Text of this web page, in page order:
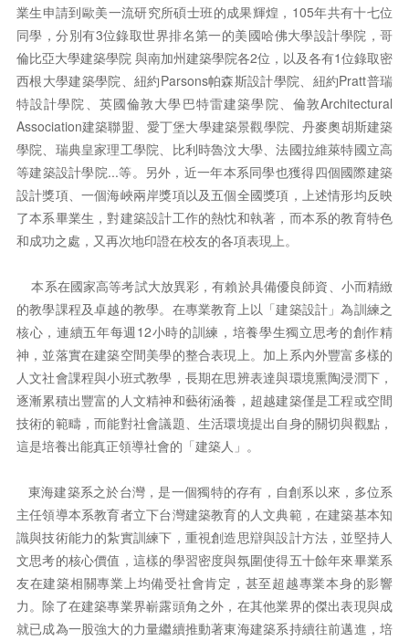
業生申請到歐美一流研究所碩士班的成果輝煌，105年共有十七位
同學，分別有3位錄取世界排名第一的美國哈佛大學設計學院，哥
倫比亞大學建築學院 與南加州建築學院各2位，以及各有1位錄取密
西根大學建築學院、紐約Parsons帕森斯設計學院、紐約Pratt普瑞
特設計學院、英國倫敦大學巴特雷建築學院、倫敦Architectural
Association建築聯盟、愛丁堡大學建築景觀學院、丹麥奧胡斯建築
學院、瑞典皇家理工學院、比利時魯汶大學、法國拉維萊特國立高
等建築設計學院...等。另外，近一年本系同學也獲得四個國際建築
設計獎項、一個海峽兩岸獎項以及五個全國獎項，上述情形均反映
了本系畢業生，對建築設計工作的熱忱和執著，而本系的教育特色
和成功之處，又再次地印證在校友的各項表現上。
本系在國家高等考試大放異彩，有賴於具備優良師資、小而精緻
的教學課程及卓越的教學。在專業教育上以「建築設計」為訓練之
核心，連續五年每週12小時的訓練，培養學生獨立思考的創作精
神，並落實在建築空間美學的整合表現上。加上系內外豐富多樣的
人文社會課程與小班式教學，長期在思辨表達與環境熏陶浸潤下，
逐漸累積出豐富的人文精神和藝術涵養，超越建築僅是工程或空間
技術的範疇，而能對社會議題、生活環境提出自身的關切與觀點，
這是培養出能真正領導社會的「建築人」。
東海建築系之於台灣，是一個獨特的存有，自創系以來，多位系
主任領導本系教育者立下台灣建築教育的人文典範，在建築基本知
識與技術能力的紮實訓練下，重視創造思辯與設計方法，並堅持人
文思考的核心價值，這樣的學習密度與氛圍使得五十餘年來畢業系
友在建築相關專業上均備受社會肯定，甚至超越專業本身的影響
力。除了在建築專業界嶄露頭角之外，在其他業界的傑出表現與成
就已成為一股強大的力量繼續推動著東海建築系持續往前邁進，培